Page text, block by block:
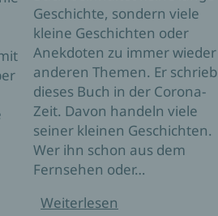
Geschichte, sondern viele
kleine Geschichten oder
Anekdoten zu immer wieder
anderen Themen. Er schrieb
dieses Buch in der Corona-
Zeit. Davon handeln viele
seiner kleinen Geschichten.
Wer ihn schon aus dem
Fernsehen oder…
Weiterlesen